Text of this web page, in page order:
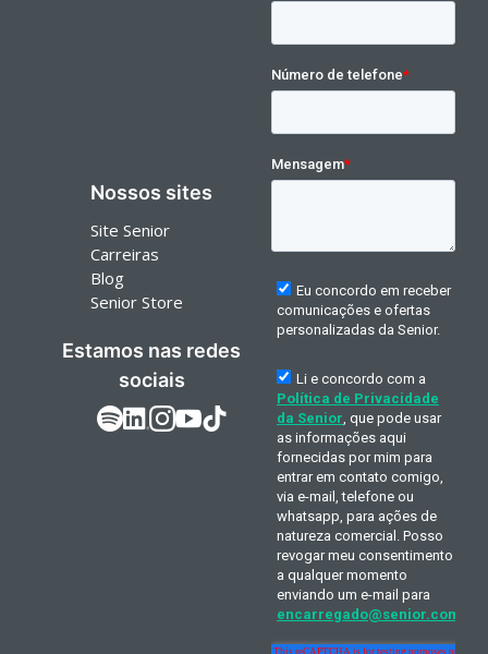
Nossos sites
Site Senior
Carreiras
Blog
Senior Store
Estamos nas redes
sociais